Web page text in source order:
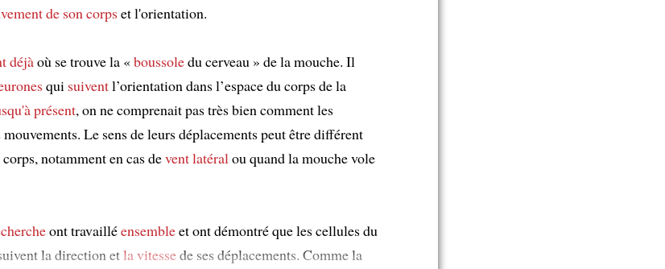
de son corpset l'orientation.
déjàoù se trouve la «boussoledu cerveau » de la mouche. Il
qui suiventl’orientation dans l’espace du corps de la
présent, on ne comprenait pas très bien comment les
Le sens de leurs déplacements peut être différent
notamment en cas devent latéralou quand la mouche vole
ont travailléensembleet ont démontré que les cellules du
la direction etla vitessede ses déplacements. Comme la